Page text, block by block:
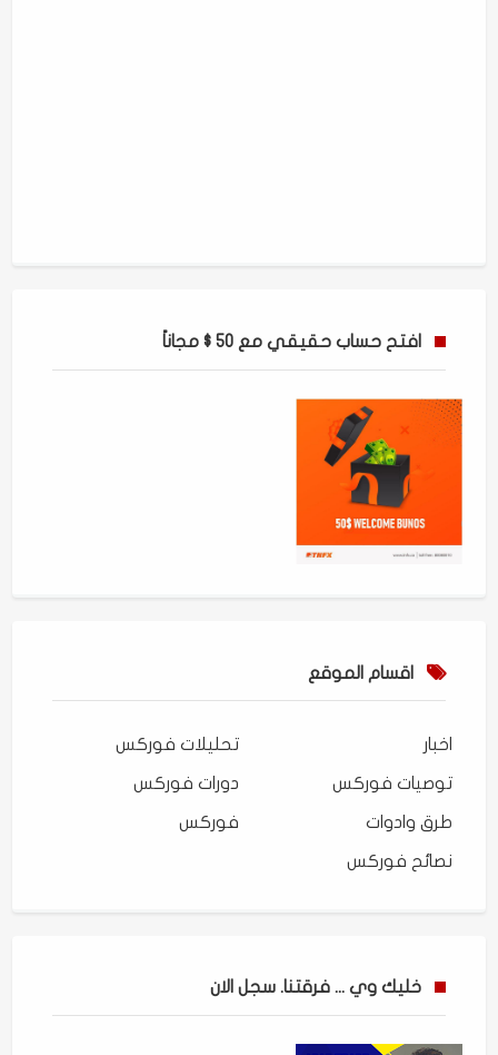
افتح حساب حقيقي مع 50 $ مجاناً
اقسام الموقع
اخبار تحليلات فوركس
توصيات فوركس دورات فوركس
طرق وادوات فوركس
نصائح فوركس
خليك وي ... فرقتنا. سجل الان